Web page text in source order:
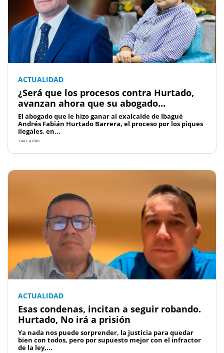
ACTUALIDAD
¿Será que los procesos contra Hurtado,
avanzan ahora que su abogado...
El abogado que le hizo ganar al exalcalde de Ibagué
Andrés Fabián Hurtado Barrera, el proceso por los piques
ilegales, en...
HACE 4 DÍAS
ACTUALIDAD
Esas condenas, incitan a seguir robando.
Hurtado, No irá a prisión
Ya nada nos puede sorprender, la justicia para quedar
bien con todos, pero por supuesto mejor con el infractor
de la ley,...